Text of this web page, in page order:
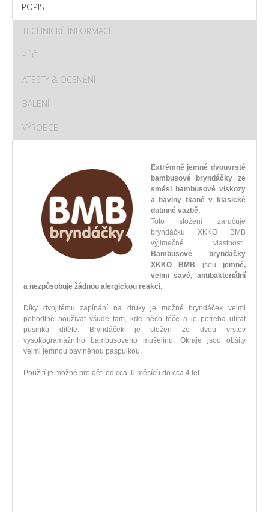
POPIS
TECHNICKÉ INFORMACE
PÉČE
ATESTY & OCENĚNÍ
BALENÍ
VÝROBCE
Extrémně jemné dvouvrsté
bambusové bryndáčky ze
směsi bambusové viskozy
a bavlny tkané v klasické
dutinné vazbě.
Toto složení zaručuje
bryndáčku XKKO BMB
výjimečné vlastnosti.
Bambusové bryndáčky
XKKO BMB jsou jemné,
velmi savé, antibakteriální
a nezpůsobuje žádnou alergickou reakci.
Díky dvojitému zapínání na druky je možné bryndáček velmi
pohodlně používat všude tam, kde něco těče a je potřeba utírat
pusinku dítěte. Bryndáček je složen ze dvou vrstev
vysokogramážního bambusového mušelínu. Okraje jsou obšity
velmi jemnou bavlněnou paspulkou.
Použití je možné pro děti od cca. 6 měsíců do cca.4 let.